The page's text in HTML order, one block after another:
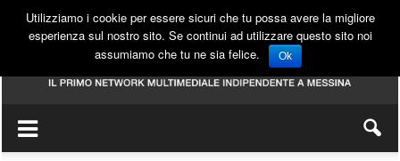
Utilizziamo i cookie per essere sicuri che tu possa avere la migliore
esperienza sul nostro sito. Se continui ad utilizzare questo sito noi
assumiamo che tu ne sia felice.
Ok